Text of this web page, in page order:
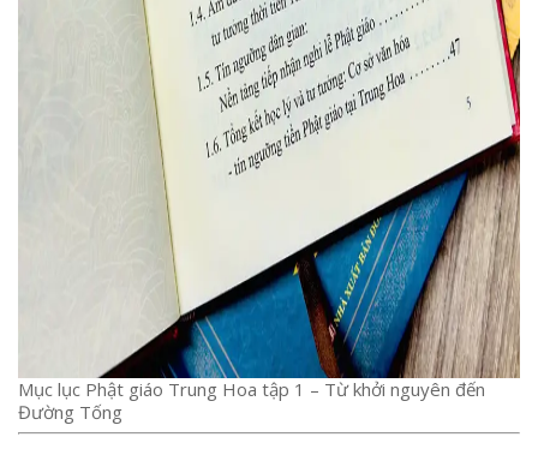
Mục lục Phật giáo Trung Hoa tập 1 – Từ khởi nguyên đến
Đường Tống